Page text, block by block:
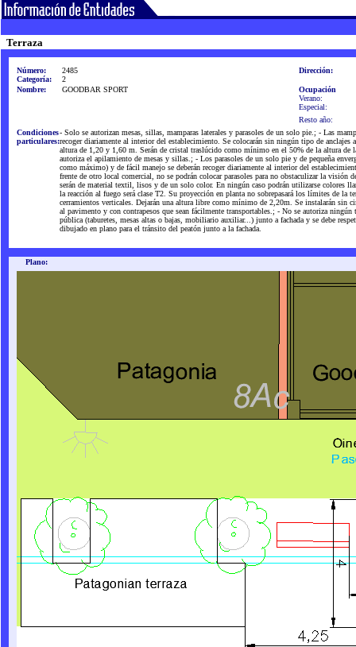
Terraza
Número: 2485
Dirección:
Categoría:
2
Nombre:
GOODBAR SPORT
Ocupación
Verano:
Especial:
Resto año:
Condiciones
particulares:
- Solo se autorizan mesas, sillas, mamparas laterales y parasoles de un solo pie.; - Las
recoger diariamente al interior del establecimiento. Se colocarán sin ningún tipo de anclajes
altura de 1,20 y 1,60 m. Serán de cristal traslúcido como mínimo en el 50% de la altura de
autoriza el apilamiento de mesas y sillas.; - Los parasoles de un solo pie y de pequeña
como máximo) y de fácil manejo se deberán recoger diariamente al interior del
frente de otro local comercial, no se podrán colocar parasoles para no obstaculizar la visión
serán de material textil, lisos y de un solo color. En ningún caso podrán utilizarse colores
la reacción al fuego será clase T2. Su proyección en planta no sobrepasará los límites de la
cerramientos verticales. Dejarán una altura libre como mínimo de 2,20m. Se instalarán sin
al pavimento y con contrapesos que sean fácilmente transportables.; - No se autoriza
pública (taburetes, mesas altas o bajas, mobiliario auxiliar...) junto a fachada y se debe
dibujado en plano para el tránsito del peatón junto a la fachada.
Plano: